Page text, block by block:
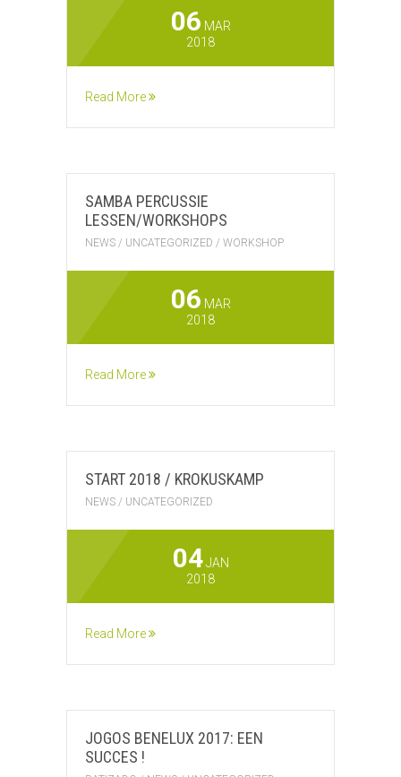
06 MAR
2018
Read More
SAMBA PERCUSSIE
LESSEN/WORKSHOPS
NEWS / UNCATEGORIZED / WORKSHOP
06 MAR
2018
Read More
START 2018 / KROKUSKAMP
NEWS / UNCATEGORIZED
04JAN
2018
Read More
JOGOS BENELUX 2017: EEN
SUCCES !